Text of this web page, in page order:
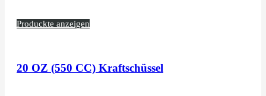
Produckte anzeigen
20 OZ (550 CC) Kraftschüssel